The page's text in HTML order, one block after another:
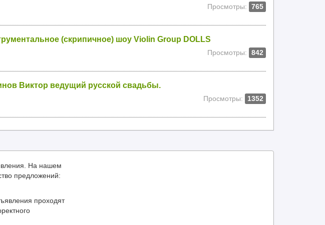
Просмотры: 765
(скрипичное) шоу Violin Group DOLLS
Просмотры: 842
Виктор ведущий русской свадьбы.
Просмотры: 1352
На нашем
предложений:
проходят